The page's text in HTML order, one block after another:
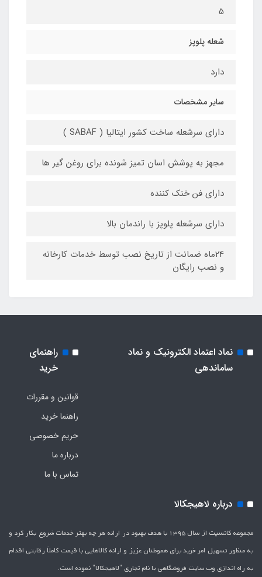
5
شعله پلوپز
دارد
سایر مشخصات
دارای سرشعله ساخت کشور ایتالیا ( SABAF )
مجهز به پوشش اسان تمیز شونده برای روغن گیر ها
دارای فن خنک کننده
دارای سرشعله پلوپز با راندمان بالا
24ماه ضمانت از تاریخ نصب توسط خدمات کارخانه
و نصب رایگان
نماد اعتماد الکترونیک و نماد
ساماندهی
راهنمای
خرید
قوانین و مقررات
راهنما خرید
حریم خصوصی
درباره ما
تماس با ما
درباره لاهیجکالا
مجموعه کانسپت از سال 1395 با هدف بهبود در ارائه هر چه بهتر خدمات شروع بکار کرد و
به منظور تسهیل امر خرید برای هموطنان عزیز و ارائه کالاهایی با قیمت کاملاَ رقابتی اقدام
به راه اندازی وب سایت فروشگاهی با نام تجاری "لاهیج­کالا" نموده است.